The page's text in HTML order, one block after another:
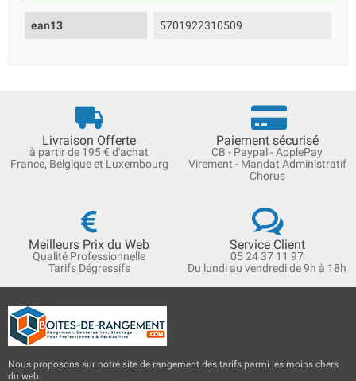
ean13 5701922310509
Livraison Offerte
à partir de 195 € d'achat
France, Belgique et Luxembourg
Paiement sécurisé
CB - Paypal - ApplePay
Virement - Mandat Administratif
Chorus
Meilleurs Prix du Web
Qualité Professionnelle
Tarifs Dégressifs
Service Client
05 24 37 11 97
Du lundi au vendredi de 9h à 18h
Nous proposons sur notre site de rangement des tarifs parmi les moins chers
du web.